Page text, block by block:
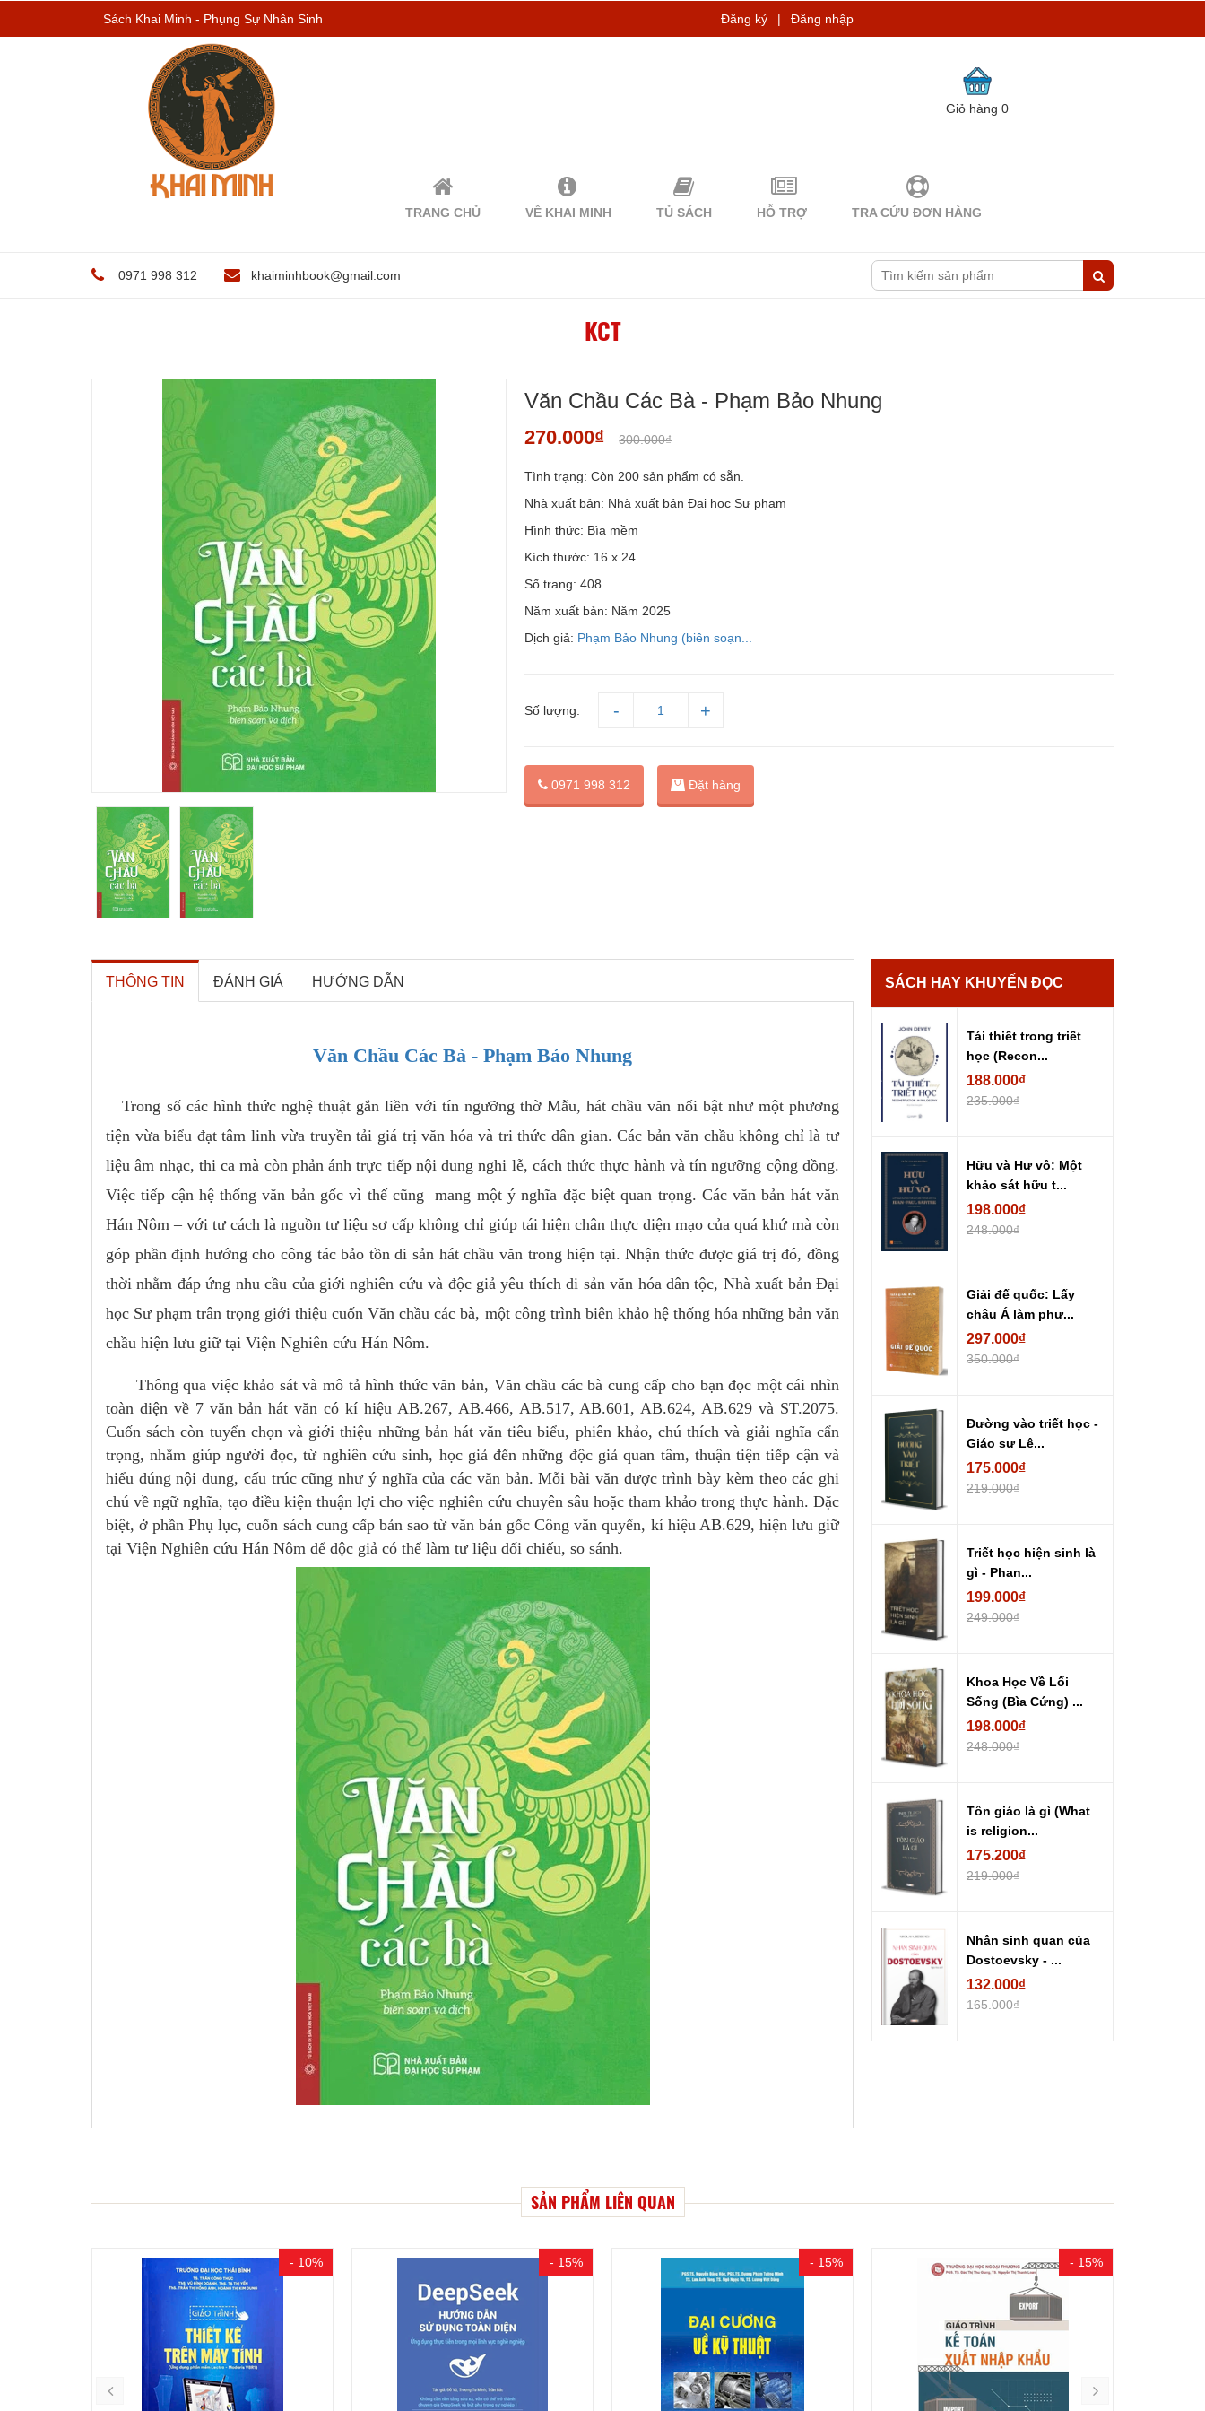
Sách Khai Minh - Phụng Sự Nhân Sinh Đăng ký | Đăng nhập
Giỏ hàng0
TRANG CHỦ VỀ KHAI MINH TỦ SÁCH HỖ TRỢ TRA CỨU ĐƠN HÀNG
0971 998 312 khaiminhbook@gmail.com
KCT
Văn Chầu Các Bà - Phạm Bảo Nhung
270.000₫ 300.000₫
Tình trạng: Còn 200 sản phẩm có sẵn.
Nhà xuất bản: Nhà xuất bản Đại học Sư phạm
Hình thức: Bìa mềm
Kích thước: 16 x 24
Số trang: 408
Năm xuất bản: Năm 2025
Dịch giả: Phạm Bảo Nhung (biên soạn...
Số lượng:
0971 998 312 Đặt hàng
THÔNG TIN ĐÁNH GIÁ HƯỚNG DẪN
Văn Chầu Các Bà - Phạm Bảo Nhung
Trong số các hình thức nghệ thuật gắn liền với tín ngưỡng thờ Mẫu, hát chầu văn nổi bật như một phương
tiện vừa biểu đạt tâm linh vừa truyền tải giá trị văn hóa và tri thức dân gian. Các bản văn chầu không chỉ là tư
liệu âm nhạc, thi ca mà còn phản ánh trực tiếp nội dung nghi lễ, cách thức thực hành và tín ngưỡng cộng đồng.
Việc tiếp cận hệ thống văn bản gốc vì thế cũng mang một ý nghĩa đặc biệt quan trọng. Các văn bản hát văn
Hán Nôm – với tư cách là nguồn tư liệu sơ cấp không chỉ giúp tái hiện chân thực diện mạo của quá khứ mà còn
góp phần định hướng cho công tác bảo tồn di sản hát chầu văn trong hiện tại. Nhận thức được giá trị đó, đồng
thời nhằm đáp ứng nhu cầu của giới nghiên cứu và độc giả yêu thích di sản văn hóa dân tộc, Nhà xuất bản Đại
học Sư phạm trân trọng giới thiệu cuốn Văn chầu các bà, một công trình biên khảo hệ thống hóa những bản văn
chầu hiện lưu giữ tại Viện Nghiên cứu Hán Nôm.
Thông qua việc khảo sát và mô tả hình thức văn bản, Văn chầu các bà cung cấp cho bạn đọc một cái nhìn
toàn diện về 7 văn bản hát văn có kí hiệu AB.267, AB.466, AB.517, AB.601, AB.624, AB.629 và ST.2075.
Cuốn sách còn tuyển chọn và giới thiệu những bản hát văn tiêu biểu, phiên khảo, chú thích và giải nghĩa cẩn
trọng, nhằm giúp người đọc, từ nghiên cứu sinh, học giả đến những độc giả quan tâm, thuận tiện tiếp cận và
hiểu đúng nội dung, cấu trúc cũng như ý nghĩa của các văn bản. Mỗi bài văn được trình bày kèm theo các ghi
chú về ngữ nghĩa, tạo điều kiện thuận lợi cho việc nghiên cứu chuyên sâu hoặc tham khảo trong thực hành. Đặc
biệt, ở phần Phụ lục, cuốn sách cung cấp bản sao từ văn bản gốc Công văn quyển, kí hiệu AB.629, hiện lưu giữ
tại Viện Nghiên cứu Hán Nôm để độc giả có thể làm tư liệu đối chiếu, so sánh.
SÁCH HAY KHUYẾN ĐỌC
Tái thiết trong triết
học (Recon...
188.000₫
235.000₫
Hữu và Hư vô: Một
khảo sát hữu t...
198.000₫
248.000₫
Giải đế quốc: Lấy
châu Á làm phư...
297.000₫
350.000₫
Đường vào triết học -
Giáo sư Lê...
175.000₫
219.000₫
Triết học hiện sinh là
gì - Phan...
199.000₫
249.000₫
Khoa Học Về Lối
Sống (Bìa Cứng) ...
198.000₫
248.000₫
Tôn giáo là gì (What
is religion...
175.200₫
219.000₫
Nhân sinh quan của
Dostoevsky - ...
132.000₫
165.000₫
SẢN PHẨM LIÊN QUAN
- 15% - 15% - 15% - 15%